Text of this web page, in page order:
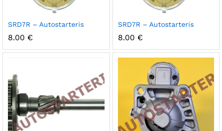
SRD7R – Autostarteris
8.00 €
SRD7R – Autostarteris
8.00 €